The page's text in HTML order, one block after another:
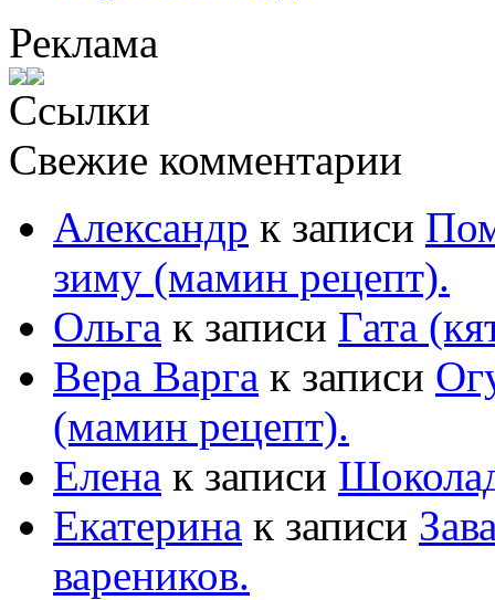
Реклама
Ссылки
Свежие комментарии
Александр к записи
зиму (мамин рецепт).
Ольга к записи Гата
Вера Варга к записи
(мамин рецепт).
Елена к записи
Екатерина к записи
вареников.